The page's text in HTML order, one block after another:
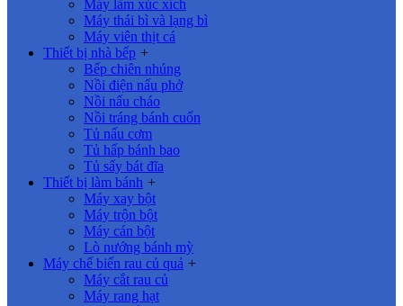
Máy làm xúc xích
Máy thái bì và lạng bì
Máy viên thịt cá
Thiết bị nhà bếp +
Bếp chiên nhúng
Nồi điện nấu phở
Nồi nấu cháo
Nồi tráng bánh cuốn
Tủ nấu cơm
Tủ hấp bánh bao
Tủ sấy bát đĩa
Thiết bị làm bánh +
Máy xay bột
Máy trộn bột
Máy cán bột
Lò nướng bánh mỳ
Máy chế biến rau củ quả +
Máy cắt rau củ
Máy rang hạt